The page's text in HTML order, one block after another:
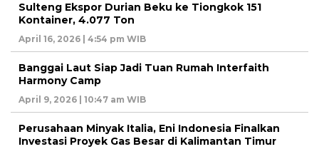
Sulteng Ekspor Durian Beku ke Tiongkok 151
Kontainer, 4.077 Ton
April 16, 2026 | 4:54 pm WIB
Banggai Laut Siap Jadi Tuan Rumah Interfaith
Harmony Camp
April 9, 2026 | 10:47 am WIB
Perusahaan Minyak Italia, Eni Indonesia Finalkan
Investasi Proyek Gas Besar di Kalimantan Timur